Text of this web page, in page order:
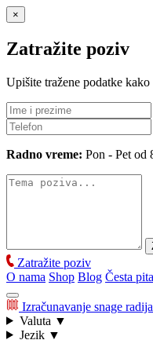
×
Zatražite poziv
Upišite tražene podatke
Radno vreme: Pon - Pet od
Zatražite poziv
O nama Shop Blog Česta
Izračunavanje snage
Valuta ▼
Jezik ▼